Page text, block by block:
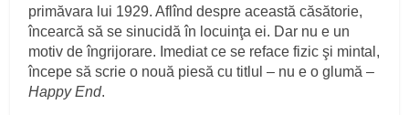
primăvara lui 1929. Aflînd despre această căsătorie,
încearcă să se sinucidă în locuinţa ei. Dar nu e un
motiv de îngrijorare. Imediat ce se reface fizic şi mintal,
începe să scrie o nouă piesă cu titlul – nu e o glumă –
Happy End.